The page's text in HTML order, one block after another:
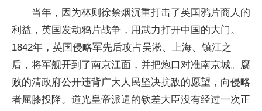
当年，因为林则徐禁烟沉重打击了英国鸦片商人的
利益，英国发动鸦片战争，用武力打开中国的大门。
1842年，英国侵略军先后攻占吴淞、上海、镇江之
后，将军舰开到了南京江面，并把炮口对准南京城。腐
败的清政府公开违背广大人民坚决抗敌的愿望，向侵略
者屈膝投降。道光皇帝派遣的钦差大臣没有经过一次正